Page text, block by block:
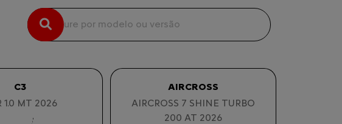
C3
1.0 MT 2026
AIRCROSS
AIRCROSS 7 SHINE TURBO
200 AT 2026